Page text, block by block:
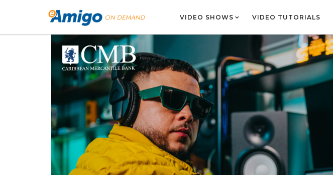
VIDEO SHOWS VIDEO TUTORIALS